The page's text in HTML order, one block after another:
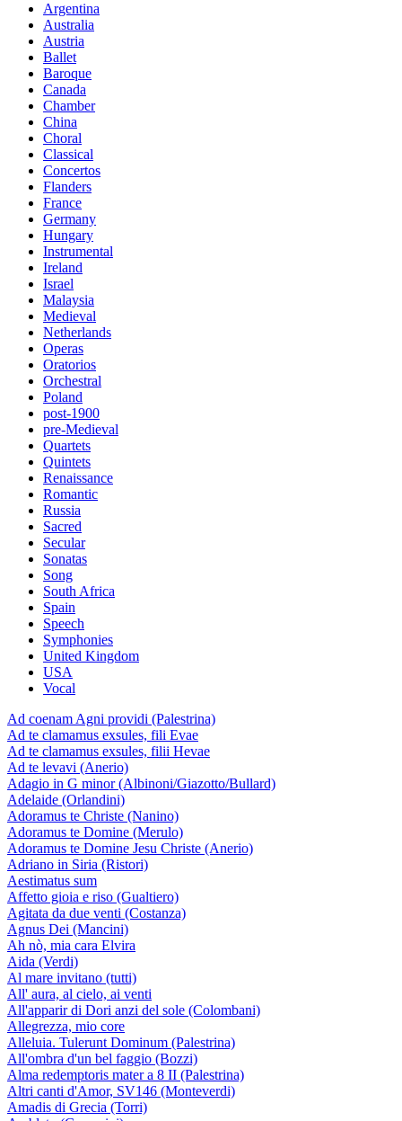
Argentina
Australia
Austria
Ballet
Baroque
Canada
Chamber
China
Choral
Classical
Concertos
Flanders
France
Germany
Hungary
Instrumental
Ireland
Israel
Malaysia
Medieval
Netherlands
Operas
Oratorios
Orchestral
Poland
post-1900
pre-Medieval
Quartets
Quintets
Renaissance
Romantic
Russia
Sacred
Secular
Sonatas
Song
South Africa
Spain
Speech
Symphonies
United Kingdom
USA
Vocal
Ad coenam Agni providi (Palestrina)
Ad te clamamus exsules, fili Evae
Ad te clamamus exsules, filii Hevae
Ad te levavi (Anerio)
Adagio in G minor (Albinoni/Giazotto/Bullard)
Adelaide (Orlandini)
Adoramus te Christe (Nanino)
Adoramus te Domine (Merulo)
Adoramus te Domine Jesu Christe (Anerio)
Adriano in Siria (Ristori)
Aestimatus sum
Affetto gioia e riso (Gualtiero)
Agitata da due venti (Costanza)
Agnus Dei (Mancini)
Ah nò, mia cara Elvira
Aida (Verdi)
Al mare invitano (tutti)
All' aura, al cielo, ai venti
All'apparir di Dori anzi del sole (Colombani)
Allegrezza, mio core
Alleluia. Tulerunt Dominum (Palestrina)
All'ombra d'un bel faggio (Bozzi)
Alma redemptoris mater a 8 II (Palestrina)
Altri canti d'Amor, SV146 (Monteverdi)
Amadis di Grecia (Torri)